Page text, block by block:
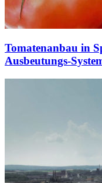
Tomatenanbau in
Ausbeutungs-